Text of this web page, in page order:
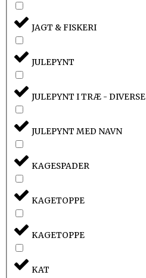
JAGT & FISKERI
JULEPYNT
JULEPYNT I TRÆ - DIVERSE
JULEPYNT MED NAVN
KAGESPADER
KAGETOPPE
KAGETOPPE
KAT